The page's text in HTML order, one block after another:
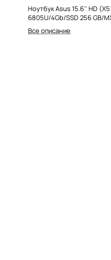
Ноутбук Asus 15.6'' HD
6805U/4Gb/SSD 256 GB/
Все описание